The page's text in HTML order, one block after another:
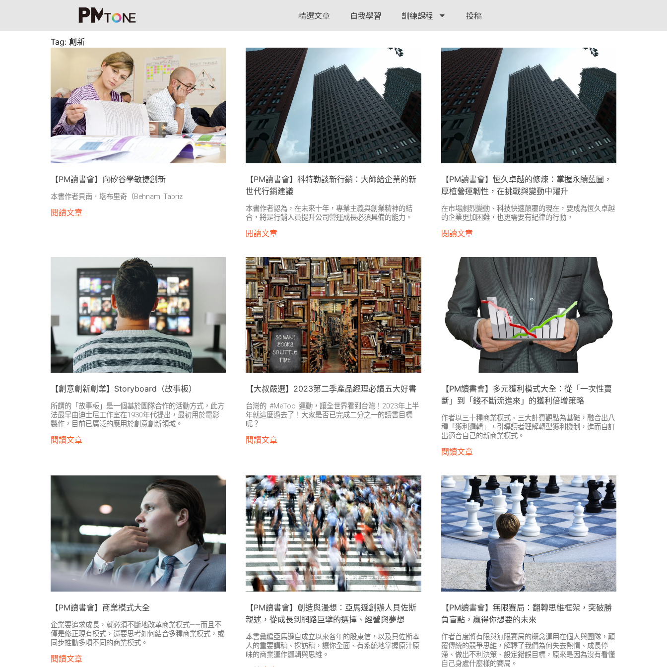
精選文章 自我學習 訓練課程 投稿
Tag: 創新
【PM讀書會】向矽谷學敏捷創新
本書作者貝南．塔布里奇（Behnam Tabriz
閱讀文章
【PM讀書會】科特勒談新行銷：大師給企業的新
世代行銷建議
本書作者認為，在未來十年，專業主義與創業精神的結
合，將是行銷人員提升公司營運成長必須具備的能力。
閱讀文章
【PM讀書會】恆久卓越的修煉：掌握永續藍圖，
厚植營運韌性，在挑戰與變動中躍升
在市場劇烈變動、科技快速顛覆的現在，要成為恆久卓越
的企業更加困難，也更需要有紀律的行動。
閱讀文章
【創意創新創業】Storyboard（故事板）
所謂的「故事板」是一個基於團隊合作的活動方式，此方
法最早由迪士尼工作室在1930年代提出，最初用於電影
製作，目前已廣泛的應用於創意創新領域。
閱讀文章
【大叔嚴選】2023第二季產品經理必讀五大好書
台灣的 #MeToo 運動，讓全世界看到台灣！2023年上半
年就這麼過去了！大家是否已完成二分之一的讀書目標
呢？
閱讀文章
【PM讀書會】多元獲利模式大全：從「一次性賣
斷」到「錢不斷流進來」的獲利倍增策略
作者以三十種商業模式、三大計費觀點為基礎，融合出八
種「獲利邏輯」，引導讀者理解轉型獲利機制，進而自訂
出適合自己的新商業模式。
閱讀文章
【PM讀書會】商業模式大全
企業要追求成長，就必須不斷地改革商業模式——而且不
僅是修正現有模式，還要思考如何結合多種商業模式，或
同步推動多項不同的商業模式。
閱讀文章
【PM讀書會】創造與漫想：亞馬遜創辦人貝佐斯
親述，從成長到網路巨擘的選擇、經營與夢想
本書彙編亞馬遜自成立以來各年的股東信，以及貝佐斯本
人的重要講稿、採訪稿，讓你全面、有系統地掌握原汁原
味的商業運作邏輯與思維。
【PM讀書會】無限賽局：翻轉思維框架，突破勝
負盲點，贏得你想要的未來
作者首度將有限與無限賽局的概念運用在個人與團隊，顛
覆傳統的競爭思維，解釋了我們為何失去熱情、成長停
滯、做出不利決策、設定錯誤目標，原來是因為沒有看懂
自己身處什麼樣的賽局。